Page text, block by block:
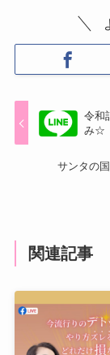
令和
み☆
サンタの
関連記事